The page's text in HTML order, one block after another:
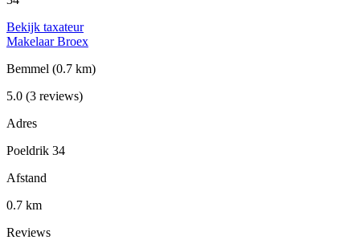
Bekijk taxateur
Makelaar Broex
Bemmel (0.7 km)
5.0 (3 reviews)
Adres
Poeldrik 34
Afstand
0.7 km
Reviews